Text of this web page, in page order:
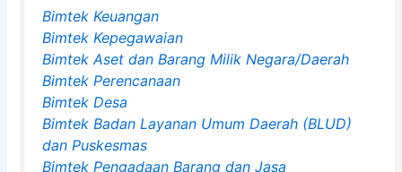
Bimtek Keuangan
Bimtek Kepegawaian
Bimtek Aset dan Barang Milik Negara/Daerah
Bimtek Perencanaan
Bimtek Desa
Bimtek Badan Layanan Umum Daerah (BLUD)
dan Puskesmas
Bimtek Pengadaan Barang dan Jasa